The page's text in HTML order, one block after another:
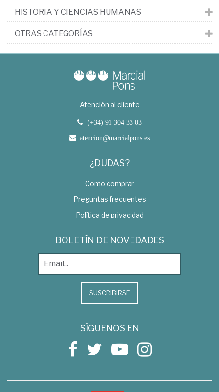
HISTORIA Y CIENCIAS HUMANAS
OTRAS CATEGORÍAS
Atención al cliente
(+34) 91 304 33 03
atencion@marcialpons.es
¿DUDAS?
Como comprar
Preguntas frecuentes
Política de privacidad
BOLETÍN DE NOVEDADES
SUSCRIBIRSE
SÍGUENOS EN